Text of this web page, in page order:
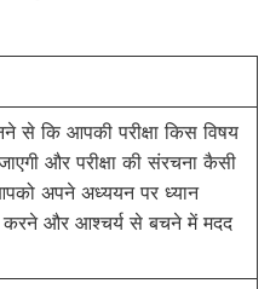
से कि आपकी परीक्षा किस विषय
और परीक्षा की संरचना कैसी
अपने अध्ययन पर ध्यान
करने और आश्चर्य से बचने में मदद